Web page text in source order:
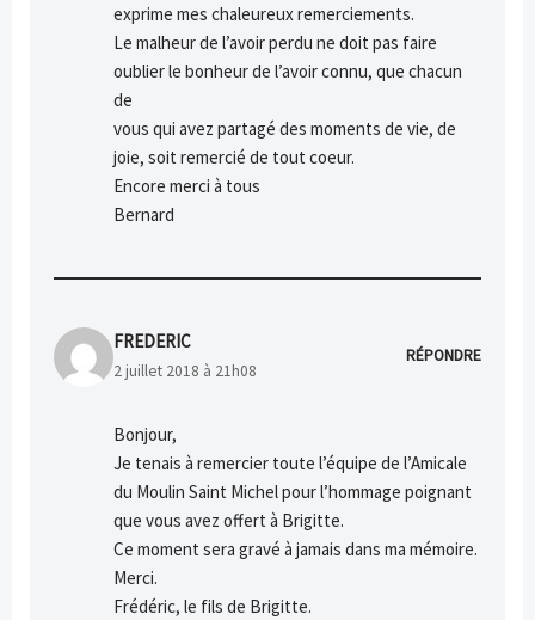
exprime mes chaleureux remerciements.
Le malheur de l’avoir perdu ne doit pas faire
oublier le bonheur de l’avoir connu, que chacun
de
vous qui avez partagé des moments de vie, de
joie, soit remercié de tout coeur.
Encore merci à tous
Bernard
FREDERIC
2 juillet 2018 à 21h08
RÉPONDRE
Bonjour,
Je tenais à remercier toute l’équipe de l’Amicale
du Moulin Saint Michel pour l’hommage poignant
que vous avez offert à Brigitte.
Ce moment sera gravé à jamais dans ma mémoire.
Merci.
Frédéric, le fils de Brigitte.